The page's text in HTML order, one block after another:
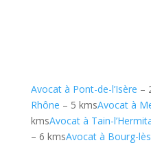
Avocat à Pont-de-l’Isère –
Rhône – 5 kmsAvocat à
kmsAvocat à Tain-
– 6 kmsAvocat à Bourg-